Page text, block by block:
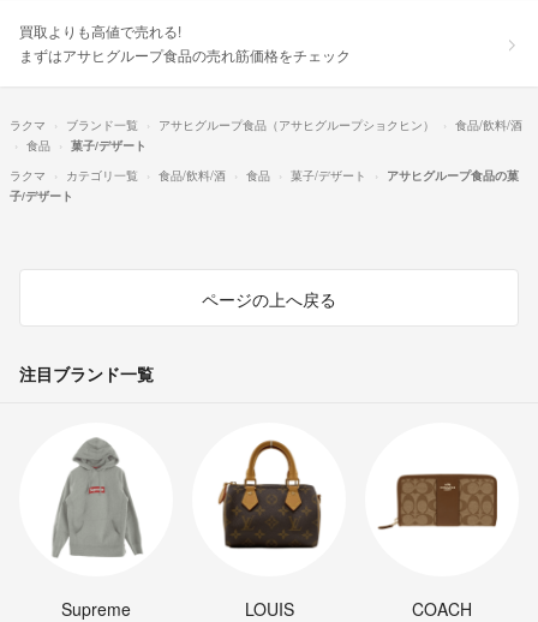
買取よりも高値で売れる!
まずはアサヒグループ食品の売れ筋価格をチェック
ラクマ ブランド一覧 アサヒグループ食品（アサヒグループショクヒン）
食品/飲料/酒
食品
菓子/デザート
ラクマ
カテゴリ一覧 食品/飲料/酒 食品 菓子/デザート
アサヒグループ食品の菓
子/デザート
ページの上へ戻る
注目ブランド一覧
Supreme
LOUIS
COACH